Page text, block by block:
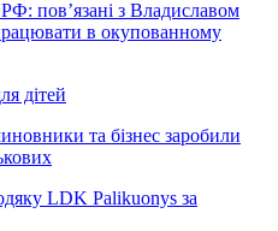
пов’язані з Владиславом
в окупованному
дітей
та бізнес заробили
LDK Palikuonys за